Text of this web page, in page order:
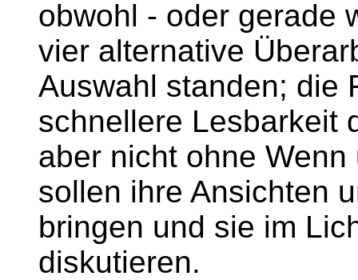
obwohl - oder gerade
vier alternative
Auswahl standen; die
schnellere Lesbarkeit
aber nicht ohne Wenn
sollen ihre Ansichten
bringen und sie im
diskutieren.